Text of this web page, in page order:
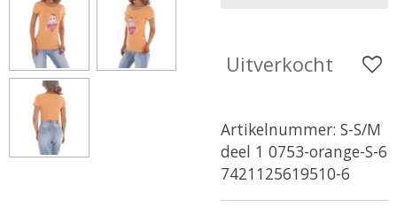
Uitverkocht
Artikelnummer: S-S/M
deel 1 0753-orange-S-6
7421125619510-6